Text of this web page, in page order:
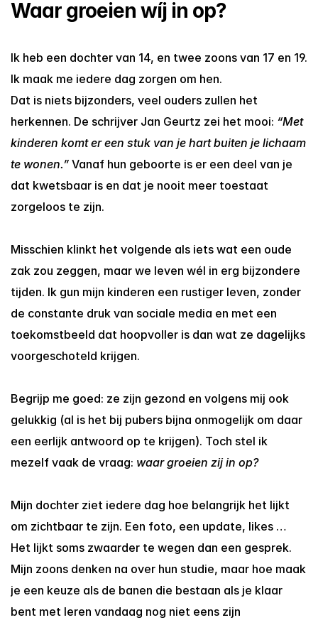
Waar groeien wíj in op?
Ik heb een dochter van 14, en twee zoons van 17 en 19.
Ik maak me iedere dag zorgen om hen.
Dat is niets bijzonders, veel ouders zullen het
herkennen. De schrijver Jan Geurtz zei het mooi: “Met
kinderen komt er een stuk van je hart buiten je lichaam
te wonen.” Vanaf hun geboorte is er een deel van je
dat kwetsbaar is en dat je nooit meer toestaat
zorgeloos te zijn.
Misschien klinkt het volgende als iets wat een oude
zak zou zeggen, maar we leven wél in erg bijzondere
tijden. Ik gun mijn kinderen een rustiger leven, zonder
de constante druk van sociale media en met een
toekomstbeeld dat hoopvoller is dan wat ze dagelijks
voorgeschoteld krijgen.
Begrijp me goed: ze zijn gezond en volgens mij ook
gelukkig (al is het bij pubers bijna onmogelijk om daar
een eerlijk antwoord op te krijgen). Toch stel ik
mezelf vaak de vraag: waar groeien zij in op?
Mijn dochter ziet iedere dag hoe belangrijk het lijkt
om zichtbaar te zijn. Een foto, een update, likes …
Het lijkt soms zwaarder te wegen dan een gesprek.
Mijn zoons denken na over hun studie, maar hoe maak
je een keuze als de banen die bestaan als je klaar
bent met leren vandaag nog niet eens zijn